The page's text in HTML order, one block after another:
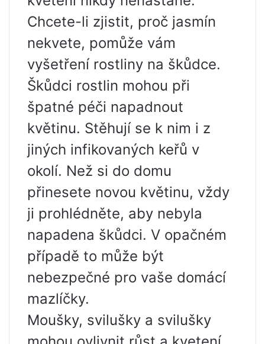
Chcete-li zjistit, proč jasmín
nekvete, pomůže vám
vyšetření rostliny na škůdce.
Škůdci rostlin mohou při
špatné péči napadnout
květinu. Stěhují se k nim i z
jiných infikovaných keřů v
okolí. Než si do domu
přinesete novou květinu, vždy
ji prohlédněte, aby nebyla
napadena škůdci. V opačném
případě to může být
nebezpečné pro vaše domácí
mazlíčky.
Moušky, svilušky a svilušky